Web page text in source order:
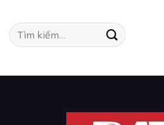
Tìm
kiếm: